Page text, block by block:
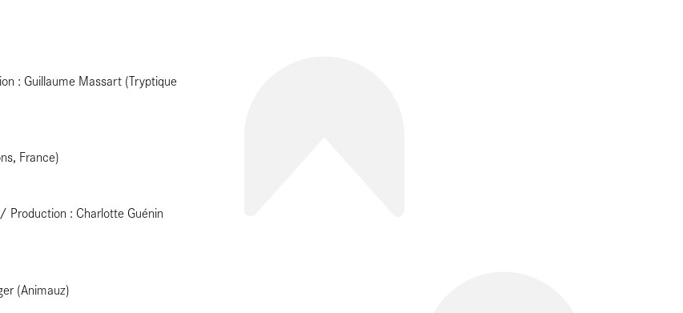
: Guillaume Massart (Tryptique
France)
: Charlotte Guénin
(Animauz)